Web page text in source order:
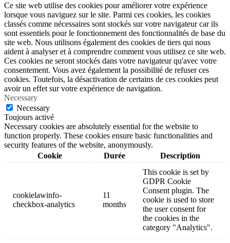
Ce site web utilise des cookies pour améliorer votre expérience
lorsque vous naviguez sur le site. Parmi ces cookies, les cookies
classés comme nécessaires sont stockés sur votre navigateur car ils
sont essentiels pour le fonctionnement des fonctionnalités de base du
site web. Nous utilisons également des cookies de tiers qui nous
aident à analyser et à comprendre comment vous utilisez ce site web.
Ces cookies ne seront stockés dans votre navigateur qu'avec votre
consentement. Vous avez également la possibilité de refuser ces
cookies. Toutefois, la désactivation de certains de ces cookies peut
avoir un effet sur votre expérience de navigation.
Necessary
Necessary
Toujours activé
Necessary cookies are absolutely essential for the website to
function properly. These cookies ensure basic functionalities and
security features of the website, anonymously.
Cookie
Durée Description
cookielawinfo-
checkbox-analytics
11
months
This cookie is set by
GDPR Cookie
Consent plugin. The
cookie is used to store
the user consent for
the cookies in the
category "Analytics".